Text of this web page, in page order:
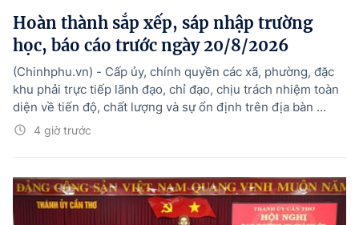
Hoàn thành sắp xếp, sáp nhập trường
học, báo cáo trước ngày 20/8/2026
4 giờ trước
(Chinhphu.vn) - Cấp ủy, chính quyền các xã, phường, đặc
khu phải trực tiếp lãnh đạo, chỉ đạo, chịu trách nhiệm toàn
diện về tiến độ, chất lượng và sự ổn định trên địa bàn ...